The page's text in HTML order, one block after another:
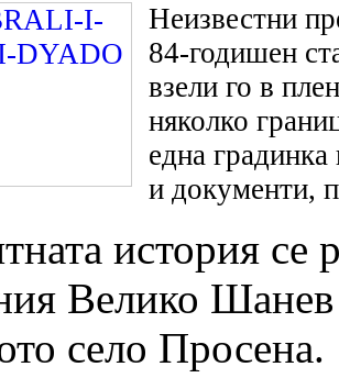
Неизвестни
84-годишен
взели го в
няколко
една
и документи,
история се
Велико
село Просена.